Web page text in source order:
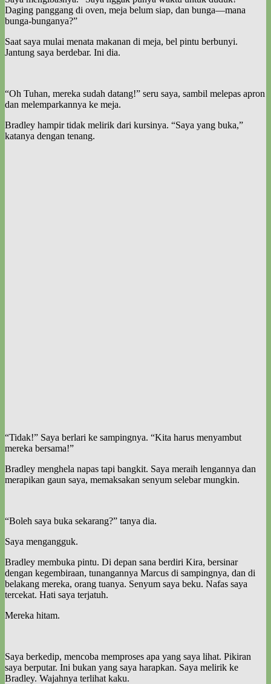
Daging panggang di oven, meja belum siap, dan bunga—mana
bunga-bunganya?”
Saat saya mulai menata makanan di meja, bel pintu berbunyi.
Jantung saya berdebar. Ini dia.
“Oh Tuhan, mereka sudah datang!” seru saya, sambil melepas apron
dan melemparkannya ke meja.
Bradley hampir tidak melirik dari kursinya. “Saya yang buka,”
katanya dengan tenang.
“Tidak!” Saya berlari ke sampingnya. “Kita harus menyambut
mereka bersama!”
Bradley menghela napas tapi bangkit. Saya meraih lengannya dan
merapikan gaun saya, memaksakan senyum selebar mungkin.
“Boleh saya buka sekarang?” tanya dia.
Saya mengangguk.
Bradley membuka pintu. Di depan sana berdiri Kira, bersinar
dengan kegembiraan, tunangannya Marcus di sampingnya, dan di
belakang mereka, orang tuanya. Senyum saya beku. Nafas saya
tercekat. Hati saya terjatuh.
Mereka hitam.
Saya berkedip, mencoba memproses apa yang saya lihat. Pikiran
saya berputar. Ini bukan yang saya harapkan. Saya melirik ke
Bradley. Wajahnya terlihat kaku.